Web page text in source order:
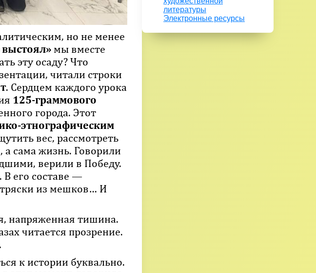
но не менее
мы вместе
эту осаду? Что
читали строки
. Сердцем каждого урока
125-граммового
города. Этот
этнографическим
вес, рассмотреть
а сама жизнь. Говорили
верили в Победу.
В его составе —
из мешков… И
напряженная тишина.
читается прозрение.
к истории буквально.
литературы
Электронные ресурсы